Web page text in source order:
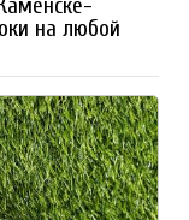
на любой